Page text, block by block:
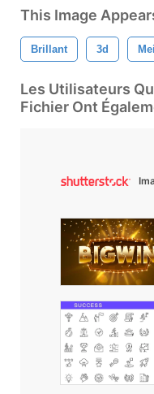
This Image
Brillant 3d
Les Utilisateurs
Fichier Ont